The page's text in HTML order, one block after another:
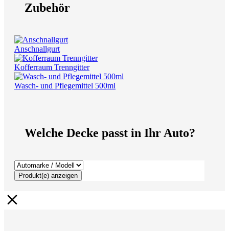
Zubehör
Anschnallgurt
Kofferraum Trenngitter
Wasch- und Pflegemittel 500ml
Welche Decke passt in Ihr Auto?
Produkt(e) anzeigen